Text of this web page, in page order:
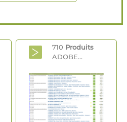
710 Produits
ADOBE...